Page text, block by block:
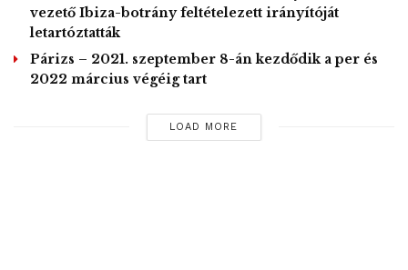
tartomány székhelyén, Vuhanban 2020. február 24-én. A
jelenleg kezelés alatt álló fertőzöttek száma Kína-szerte 48
ezer alá csökkent, közülük 9126 páciens állapota súlyos.
EPA/Si Cse
járvány Kína
vezető Ibiza-botrány feltételezett irányítóját
letartóztatták
Párizs – 2021. szeptember 8-án kezdődik a per és
2022 március végéig tart
LOAD MORE